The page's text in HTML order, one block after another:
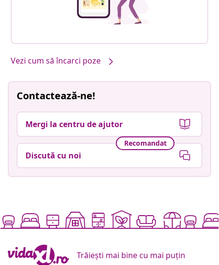
Vezi cum să încarci poze
Contactează-ne!
Mergi la centru de ajutor
Recomandat
Discută cu noi
Trăiești mai bine cu mai puțin